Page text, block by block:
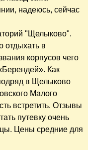
надеюсь, сейчас
"Щелыково".
отдыхать в
корпусов чего
Как
в Щелыково
Малого
встретить. Отзывы
путевку очень
Цены средние для